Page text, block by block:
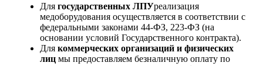
Для государственных ЛПУреализация
медоборудования осуществляется в соответствии с
федеральными законами 44-ФЗ, 223-ФЗ (на
основании условий Государственного контракта).
Для коммерческих организаций и физических
лиц мы предоставляем безналичную оплату по